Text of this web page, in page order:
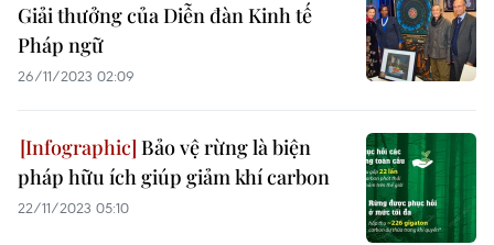
Giải thưởng của Diễn đàn Kinh tế
Pháp ngữ
26/11/2023 02:09
Bảo vệ rừng là biện
pháp hữu ích giúp giảm khí carbon
22/11/2023 05:10